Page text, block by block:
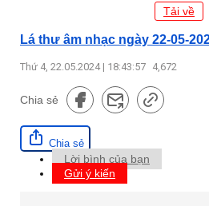
Tải về
Lá thư âm nhạc ngày 22-05-
Thứ 4, 22.05.2024 | 18:43:57 4,672
Chia sẻ
Chia sẻ
Lời bình của bạn
Gửi ý kiến